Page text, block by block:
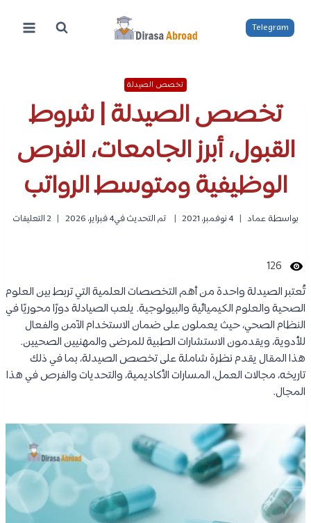
المحتوى
Telegram
تخصص الصيدلة
تخصص الصيدلة | شروط
القبول، أبرز الجامعات، الفرص
الوظيفية ومتوسط الرواتب
بواسطة عماد 4 نوفمبر، 2021 تم التحديث في4 فبراير، 2026 2 التعليقات
126
تُعتبر الصيدلة واحدة من أهم التخصصات العلمية التي تربط بين العلوم
الصحية والعلوم الكيميائية والبيولوجية. يلعب الصيادلة دورًا محوريًا في
النظام الصحي، حيث يعملون على ضمان الاستخدام الآمن والفعال
للأدوية، ويقدمون الاستشارات الطبية للمرضى والمهنيين الصحيين.
هذا المقال يقدم نظرة شاملة على تخصص الصيدلة، بما في ذلك
تاريخه، مجالات العمل، المسارات الأكاديمية، والتحديات والفرص في هذا
المجال.